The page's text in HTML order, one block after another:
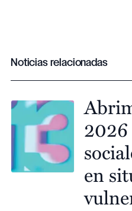
Noticias relacionadas
2026
en